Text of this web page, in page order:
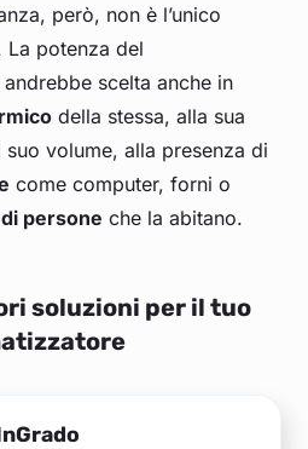
però, non è l’unico
potenza del
scelta anche in
della stessa, alla sua
suo volume, alla presenza di
come computer, forni o
persone che la abitano.
soluzioni per il tuo